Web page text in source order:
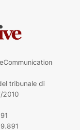
tribunale di
2010